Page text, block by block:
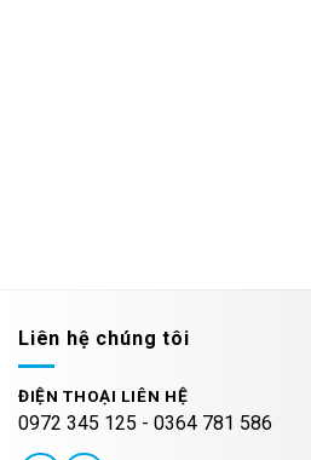
Liên hệ chúng tôi
ĐIỆN THOẠI LIÊN HỆ
0972 345 125 - 0364 781 586